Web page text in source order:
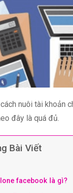
nuôi tài
đây là quá đủ.
Bài Viết
facebook là gì?